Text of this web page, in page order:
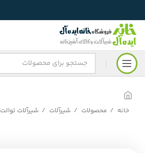
خانه محصولات شیرآلات شیرآلات توالت